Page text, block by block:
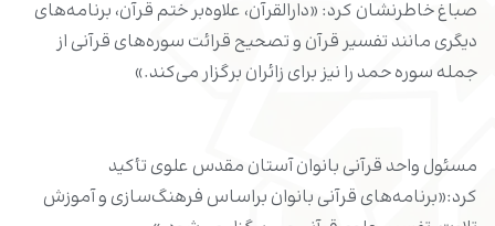
صباغ خاطرنشان کرد: «دارالقرآن، علاوه‌بر ختم قرآن، برنامه‌‌های
دیگری مانند تفسیر قرآن و تصحیح قرائت سوره‌های قرآنی از
جمله سوره حمد را نیز برای زائران برگزار می‌کند.»
مسئول واحد قرآنی بانوان آستان مقدس علوی تأکید
کرد:«برنامه‌های قرآنی بانوان براساس فرهنگ‌سازی و آموزش